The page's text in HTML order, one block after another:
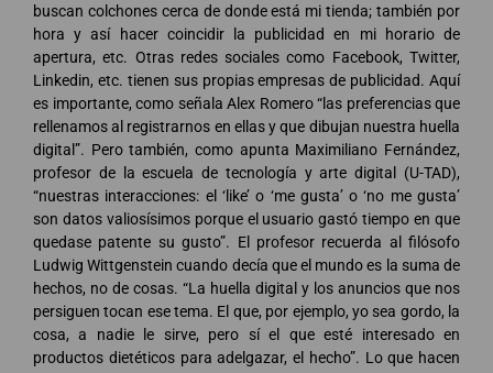
buscan colchones cerca de donde está mi tienda; también por
hora y así hacer coincidir la publicidad en mi horario de
apertura, etc. Otras redes sociales como Facebook, Twitter,
Linkedin, etc. tienen sus propias empresas de publicidad. Aquí
es importante, como señala Alex Romero “las preferencias que
rellenamos al registrarnos en ellas y que dibujan nuestra huella
digital”. Pero también, como apunta Maximiliano Fernández,
profesor de la escuela de tecnología y arte digital (U-TAD),
“nuestras interacciones: el ‘like’ o ‘me gusta’ o ‘no me gusta’
son datos valiosísimos porque el usuario gastó tiempo en que
quedase patente su gusto”. El profesor recuerda al filósofo
Ludwig Wittgenstein cuando decía que el mundo es la suma de
hechos, no de cosas. “La huella digital y los anuncios que nos
persiguen tocan ese tema. El que, por ejemplo, yo sea gordo, la
cosa, a nadie le sirve, pero sí el que esté interesado en
productos dietéticos para adelgazar, el hecho”. Lo que hacen